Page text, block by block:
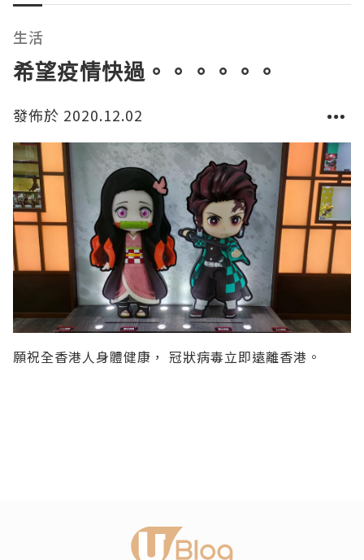
生活
希望疫情快過。。。。。。
發佈於 2020.12.02
願祝全香港人身體健康， 冠狀病毒立即遠離香港。